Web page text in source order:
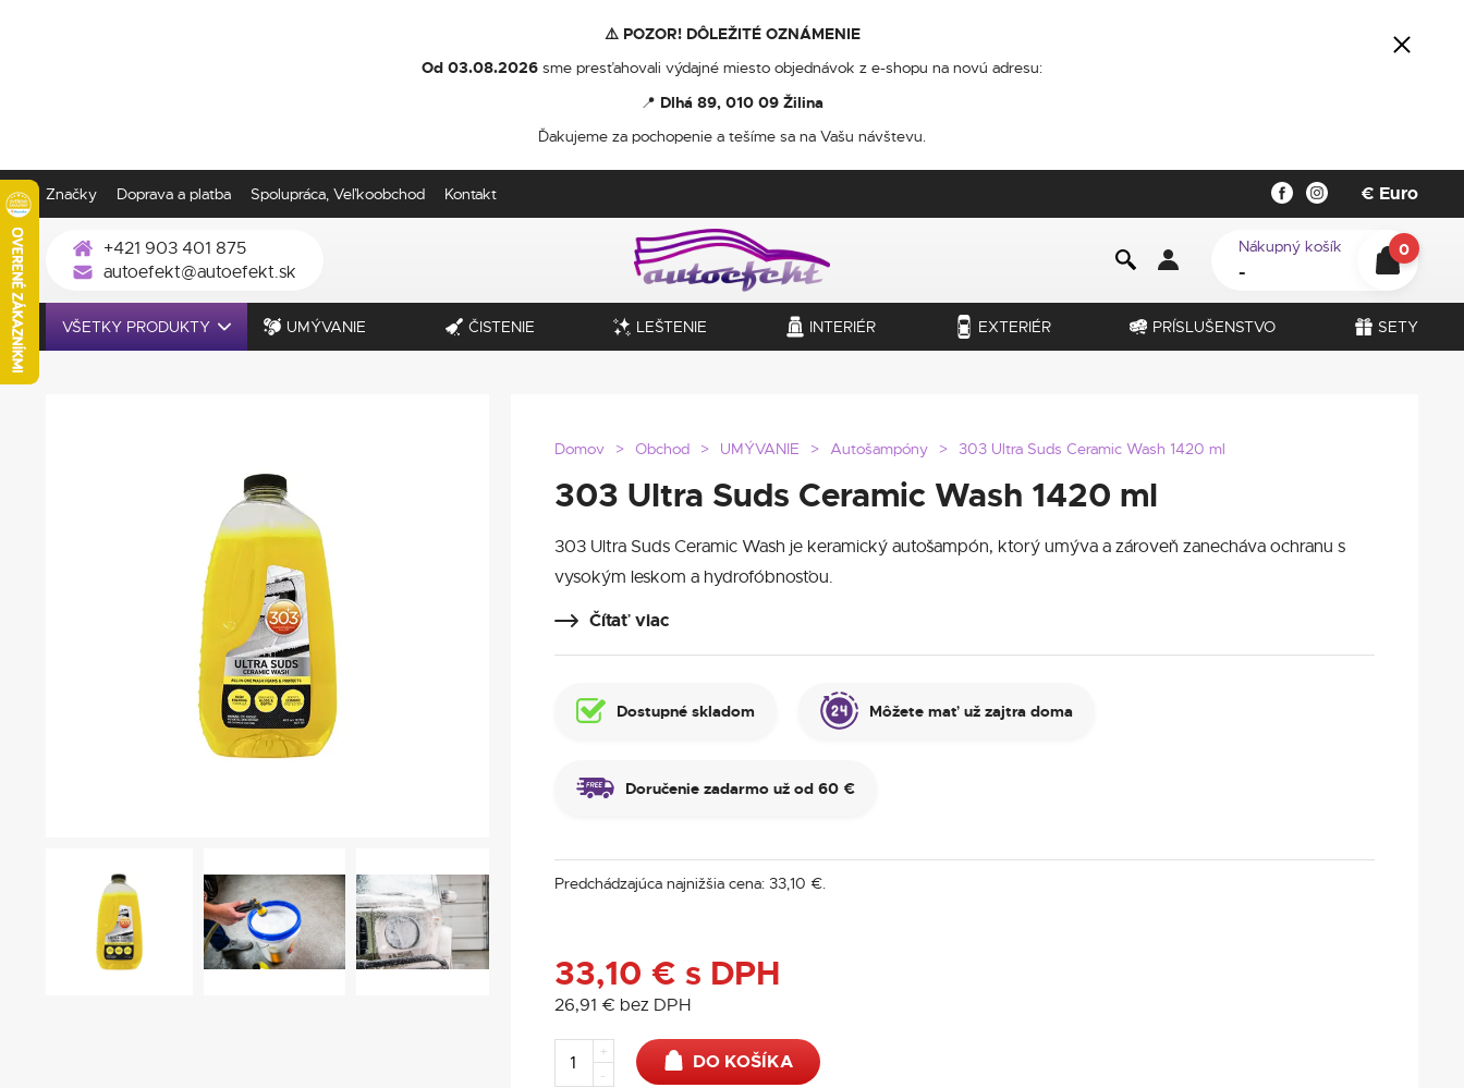
⚠️ POZOR! DÔLEŽITÉ OZNÁMENIE
Od 03.08.2026 sme presťahovali výdajné miesto objednávok z e-shopu na novú adresu:
📍 Dlhá 89, 010 09 Žilina
Ďakujeme za pochopenie a tešíme sa na Vašu návštevu.
Značky Doprava a platba Spolupráca, Veľkoobchod Kontakt € Euro
+421 903 401 875
autoefekt@autoefekt.sk
0
Nákupný košík
-
VŠETKY PRODUKTY UMÝVANIE ČISTENIE LEŠTENIE INTERIÉR EXTERIÉR PRÍSLUŠENSTVO SETY
Domov Obchod UMÝVANIE Autošampóny 303 Ultra Suds Ceramic Wash 1420 ml
303 Ultra Suds Ceramic Wash 1420 ml
303 Ultra Suds Ceramic Wash je keramický autošampón, ktorý umýva a zároveň zanecháva ochranu s
vysokým leskom a hydrofóbnosťou.
Čítať viac
Dostupné skladom Môžete mať už zajtra doma
Doručenie zadarmo už od 60 €
Predchádzajúca najnižšia cena: 33,10 €.
33,10 € s DPH
26,91 € bez DPH
+
-
DO KOŠÍKA